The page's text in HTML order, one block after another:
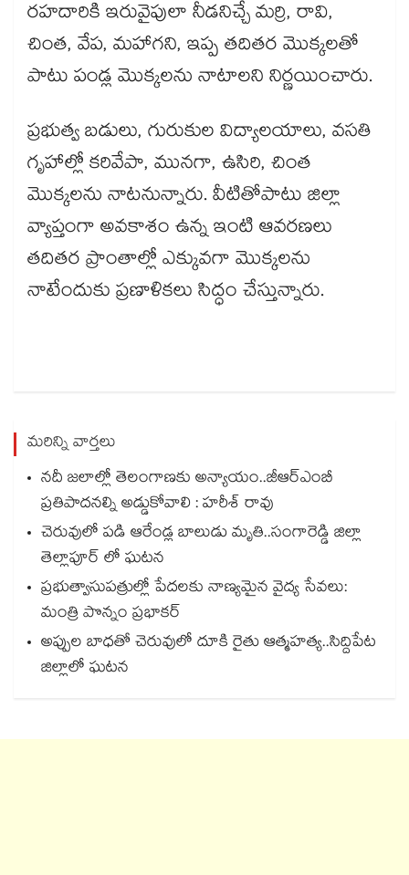
రహదారికి ఇరువైపులా నీడనిచ్చే మర్రి, రావి,
చింత, వేప, మహాగని, ఇప్ప తదితర మొక్కలతో
పాటు పండ్ల మొక్కలను నాటాలని నిర్ణయించారు.
ప్రభుత్వ బడులు, గురుకుల విద్యాలయాలు, వసతి
గృహాల్లో కరివేపా, మునగా, ఉసిరి, చింత
మొక్కలను నాటనున్నారు. వీటితోపాటు జిల్లా
వ్యాప్తంగా అవకాశం ఉన్న ఇంటి ఆవరణలు
తదితర ప్రాంతాల్లో ఎక్కువగా మొక్కలను
నాటేందుకు ప్రణాళికలు సిద్ధం చేస్తున్నారు.
మరిన్ని వార్తలు
నదీ జలాల్లో తెలంగాణకు అన్యాయం..జీఆర్ఎంబీ
ప్రతిపాదనల్ని అడ్డుకోవాలి : హరీశ్ రావు
చెరువులో పడి ఆరేండ్ల బాలుడు మృతి..సంగారెడ్డి జిల్లా
తెల్లాపూర్ లో ఘటన
ప్రభుత్వాసుపత్రుల్లో పేదలకు నాణ్యమైన వైద్య సేవలు:
మంత్రి పొన్నం ప్రభాకర్
అప్పుల బాధతో చెరువులో దూకి రైతు ఆత్మహత్య..సిద్దిపేట
జిల్లాలో ఘటన